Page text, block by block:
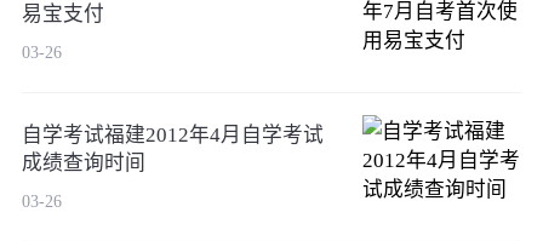
易宝支付
03-26
自学考试福建2012年4月自学考试
成绩查询时间
03-26